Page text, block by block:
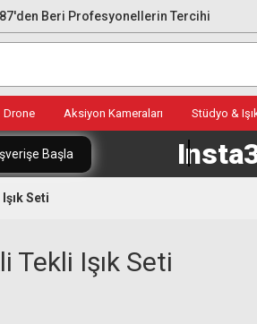
Beri Profesyonellerin Tercihi
Drone Aksiyon Kameraları Stüdyo &
Başla
Seti
Tekli Işık Seti